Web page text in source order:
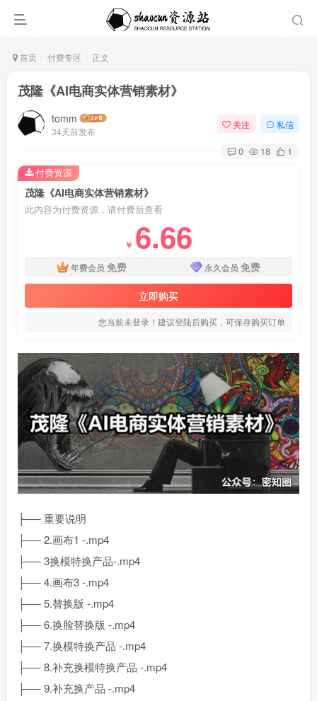
首页 付费专区 正文
茂隆《AI电商实体营销素材》
tomm
34天前发布
关注 私信
0 18 1
茂隆《AI电商实体营销素材》
此内容为付费资源，请付费后查看
￥ 6.66
年费会员 免费 永久会员 免费
立即购买
您当前未登录！建议登陆后购买，可保存购买订单
付费资源
├── 重要说明
├── 2.画布1 -.mp4
├── 3换模特换产品-.mp4
├── 4.画布3 -.mp4
├── 5.替换版 -.mp4
├── 6.换脸替换版 -.mp4
├── 7.换模特换产品 -.mp4
├── 8.补充换模特换产品 -.mp4
├── 9.补充换产品 -.mp4